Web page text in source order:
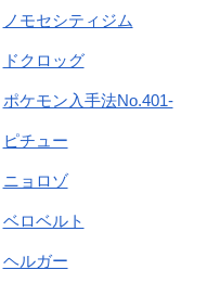
ノモセシティジム
ドクロッグ
ポケモン入手法No.401-
ピチュー
ニョロゾ
ベロベルト
ヘルガー